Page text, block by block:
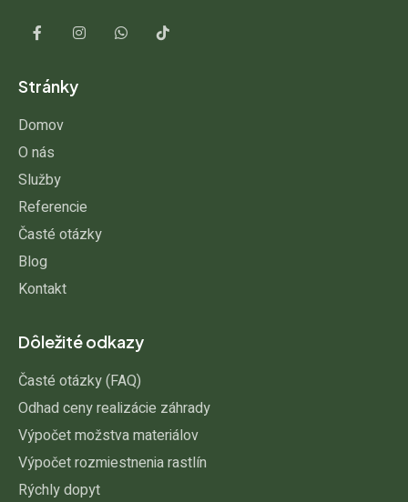
Stránky
Domov
O nás
Služby
Referencie
Časté otázky
Blog
Kontakt
Dôležité odkazy
Časté otázky (FAQ)
Odhad ceny realizácie záhrady
Výpočet možstva materiálov
Výpočet rozmiestnenia rastlín
Rýchly dopyt